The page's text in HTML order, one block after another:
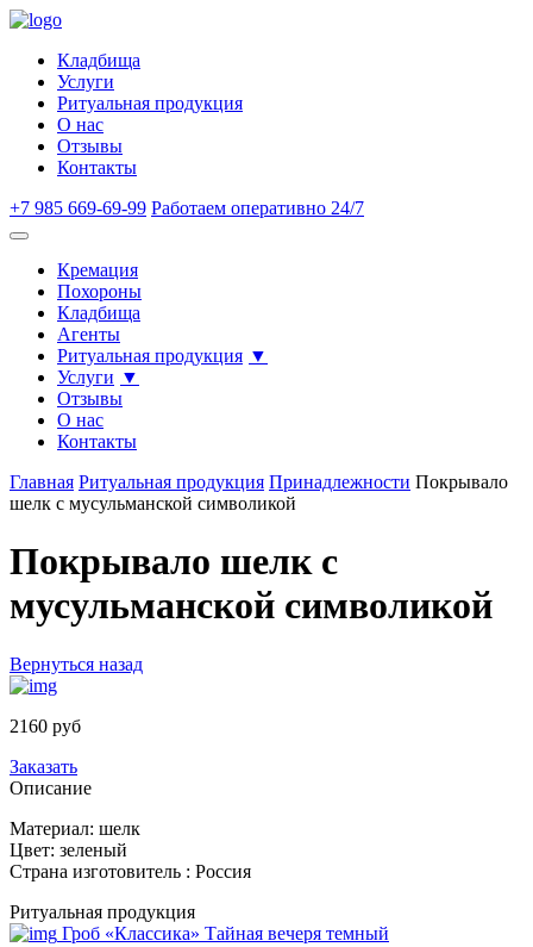
Кладбища
Услуги
Ритуальная продукция
О нас
Отзывы
Контакты
+7 985 669-69-99 Работаем оперативно 24/7
Кремация
Похороны
Кладбища
Агенты
Ритуальная продукция
Услуги
Отзывы
О нас
Контакты
Главная Ритуальная продукция Принадлежности Покрывало
шелк с мусульманской символикой
Покрывало шелк с
мусульманской символикой
Вернуться назад
2160 руб
Заказать
Описание
Материал: шелк
Цвет: зеленый
Страна изготовитель : Россия
Ритуальная продукция
Гроб «Классика» Тайная вечеря темный